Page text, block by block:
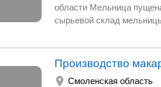
области Мельница
сырьевой склад
транспортом
зерновая сушилка.
Производство
Смоленская область